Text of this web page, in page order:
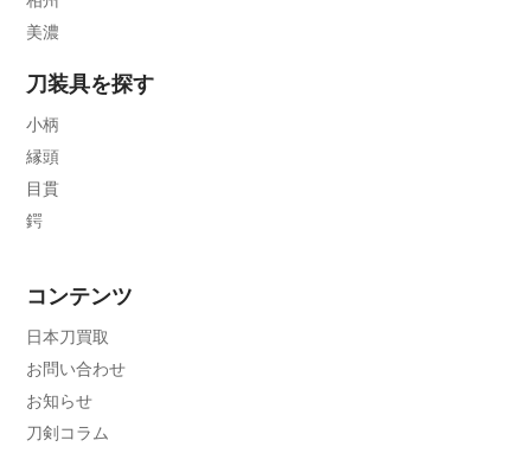
美濃
刀装具を探す
小柄
縁頭
目貫
鍔
コンテンツ
日本刀買取
お問い合わせ
お知らせ
刀剣コラム